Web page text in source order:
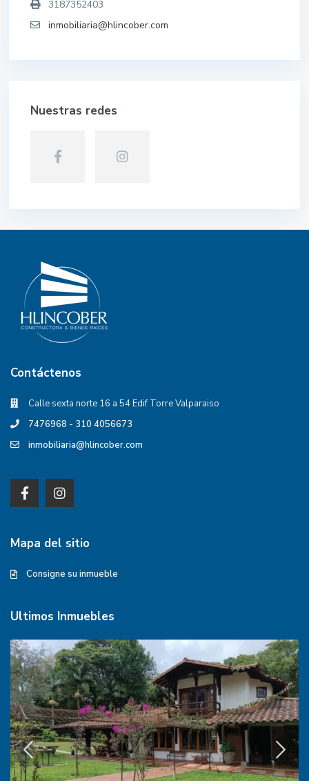
3187352403
inmobiliaria@hlincober.com
Nuestras redes
Contáctenos
Calle sexta norte 16 a 54 Edif Torre Valparaiso
7476968 - 310 4056673
inmobiliaria@hlincober.com
Mapa del sitio
Consigne su inmueble
Ultimos Inmuebles